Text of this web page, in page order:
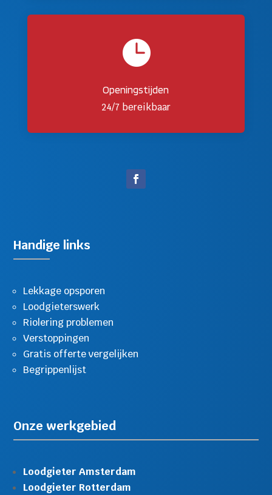

Openingstijden
24/7 bereikbaar
Handige links
Lekkage opsporen
Loodgieterswerk
Riolering problemen
Verstoppingen
Gratis offerte vergelijken
Begrippenlijst
Onze werkgebied
Loodgieter Amsterdam
Loodgieter Rotterdam